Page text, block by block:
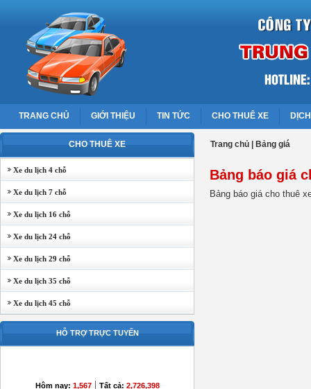
TRANG CHỦ GIỚI THIỆU TIN TỨC CHO THUÊ XE
CHO THUÊ XE
Xe du lịch 4 chỗ
Xe du lịch 7 chỗ
Xe du lịch 16 chỗ
Xe du lịch 24 chỗ
Xe du lịch 29 chỗ
Xe du lịch 35 chỗ
Xe du lịch 45 chỗ
HỖ TRỢ TRỰC TUYẾN
Hôm nay: 1,567| Tất cả: 2,726,398
Trang chủ Bảng giá
Bảng báo giá
Bảng báo giá cho thuê